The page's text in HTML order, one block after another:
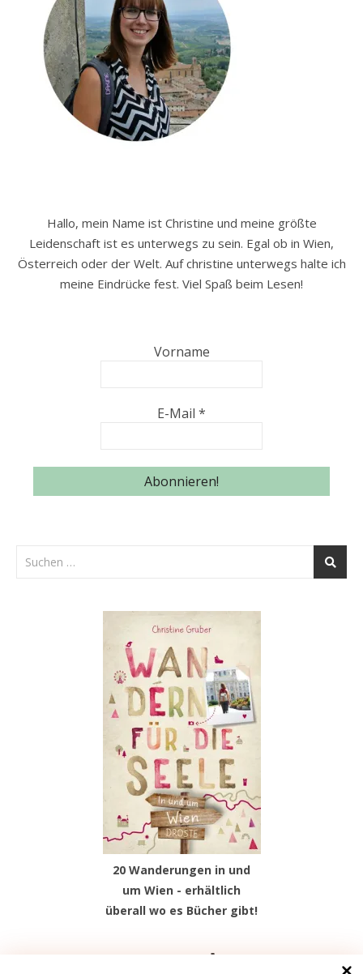
Hallo, mein Name ist Christine und meine größte
Leidenschaft ist es unterwegs zu sein. Egal ob in Wien,
Österreich oder der Welt. Auf christine unterwegs halte ich
meine Eindrücke fest. Viel Spaß beim Lesen!
Vorname
E-Mail *
20 Wanderungen in und
um Wien - erhältlich
überall wo es Bücher gibt!